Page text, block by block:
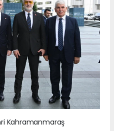
Kahramanmaraş